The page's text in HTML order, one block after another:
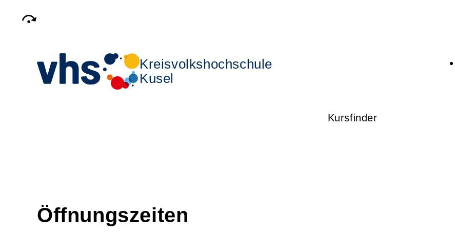
Kreisvolkshochschule
Kusel
Kursfinder
Öffnungszeiten